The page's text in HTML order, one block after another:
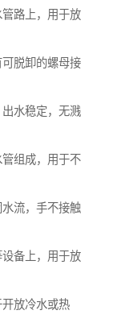
路上，用于放
脱卸的螺母接
水稳定，无溅
组成，用于不
流，手不接触
备上，用于放
放冷水或热